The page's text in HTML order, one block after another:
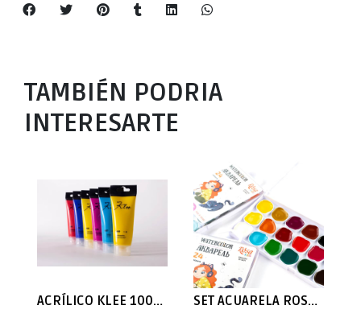
TAMBIÉN PODRIA
INTERESARTE
ACRÍLICO KLEE 100ml - Disponible en 24 colores SET ACUARELA ROSA Kids - Disponible en 12 y 24 Colores